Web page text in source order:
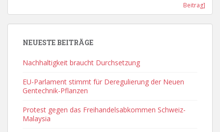
Beitrag]
NEUESTE BEITRÄGE
Nachhaltigkeit braucht Durchsetzung
EU-Parlament stimmt für Deregulierung der Neuen
Gentechnik-Pflanzen
Protest gegen das Freihandelsabkommen Schweiz-
Malaysia